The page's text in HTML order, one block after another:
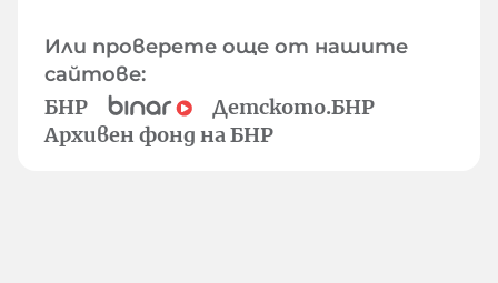
Или проверете още от нашите
сайтове:
БНР
Детското.БНР
Архивен фонд на БНР